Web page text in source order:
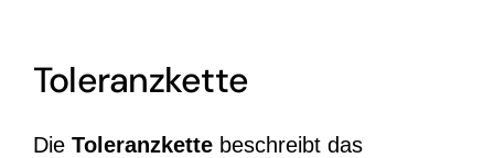
Toleranzkette
Die Toleranzkette beschreibt das